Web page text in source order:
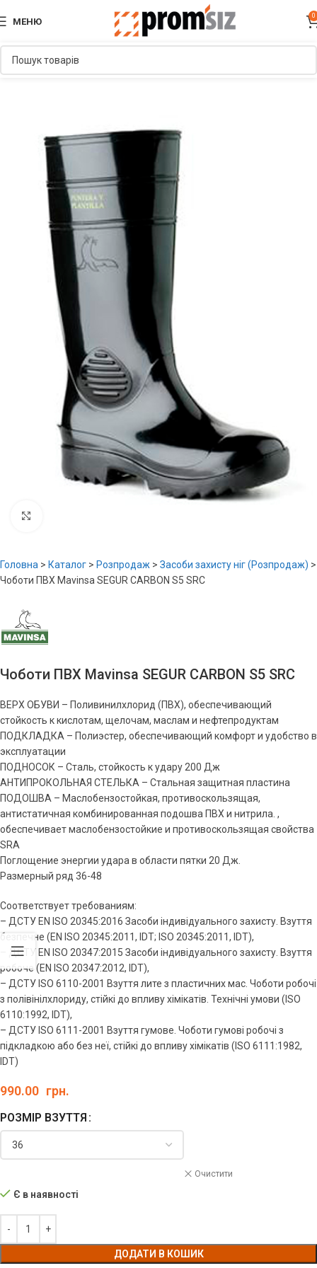
МЕНЮ
0
Головна > Каталог > Розпродаж > Засоби захисту ніг (Розпродаж) >
Чоботи ПВХ Mavinsa SEGUR CARBON S5 SRC
Чоботи ПВХ Mavinsa SEGUR CARBON S5 SRC
ВЕРХ ОБУВИ – Поливинилхлорид (ПВХ), обеспечивающий
стойкость к кислотам, щелочам, маслам и нефтепродуктам
ПОДКЛАДКА – Полиэстер, обеспечивающий комфорт и удобство в
эксплуатации
ПОДНОСОК – Сталь, стойкость к удару 200 Дж
АНТИПРОКОЛЬНАЯ СТЕЛЬКА – Стальная защитная пластина
ПОДОШВА – Маслобензостойкая, противоскользящая,
антистатичная комбинированная подошва ПВХ и нитрила. ,
обеспечивает маслобензостойкие и противоскользящая свойства
SRA
Поглощение энергии удара в области пятки 20 Дж.
Размерный ряд 36-48
Соответствует требованиям:
– ДСТУ EN ISO 20345:2016 Засоби індивідуального захисту. Взуття
безпечне (EN ISO 20345:2011, IDT; ISO 20345:2011, IDT),
– ДСТУ EN ISO 20347:2015 Засоби індивідуального захисту. Взуття
робоче (EN ISO 20347:2012, IDT),
– ДСТУ ISO 6110-2001 Взуття лите з пластичних мас. Чоботи робочі
з полівінілхлориду, стійкі до впливу хімікатів. Технічні умови (ІSO
6110:1992, ІDT),
– ДСТУ ISO 6111-2001 Взуття гумове. Чоботи гумові робочі з
підкладкою або без неї, стійкі до впливу хімікатів (ISO 6111:1982,
IDT)
990.00 грн.
РОЗМІР ВЗУТТЯ
Очистити
Є в наявності
ДОДАТИ В КОШИК